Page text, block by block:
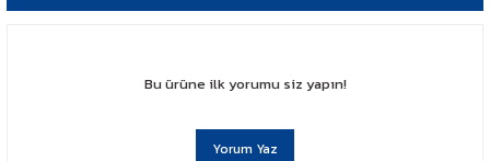
Bu ürüne ilk yorumu siz yapın!
Yorum Yaz